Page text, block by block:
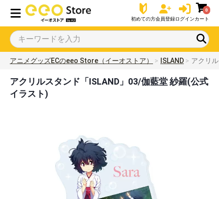
初めての方会員登録ログイン
0
カート
アニメグッズECのeeo Store（イーオストア） ISLAND アクリ
アクリルスタンド「ISLAND」03/伽藍堂 紗羅(公式
イラスト)